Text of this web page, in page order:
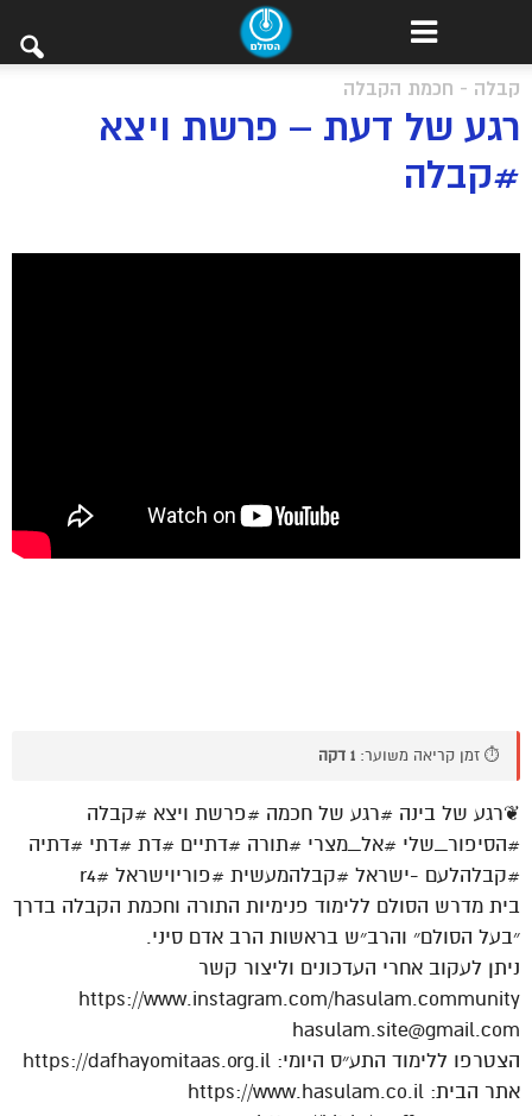
קבלה - חכמת הקבלה
רגע של דעת – פרשת ויצא
#קבלה
⏱️ זמן קריאה משוער: 1 דקה
❦רגע של בינה #רגע של חכמה #פרשת ויצא #קבלה
#הסיפור_שלי #אל_מצרי #תורה #דתיים #דת #דתי #דתיה
#קבלהלעם -ישראל #קבלהמעשית #פוריוישראל #r4
בית מדרש הסולם ללימוד פנימיות התורה וחכמת הקבלה בדרך
״בעל הסולם״ והרב״ש בראשות הרב אדם סיני.
ניתן לעקוב אחרי העדכונים וליצור קשר
https://www.instagram.com/hasulam.community
hasulam.site@gmail.com
הצטרפו ללימוד התע״ס היומי: https://dafhayomitaas.org.il
אתר הבית: https://www.hasulam.co.il